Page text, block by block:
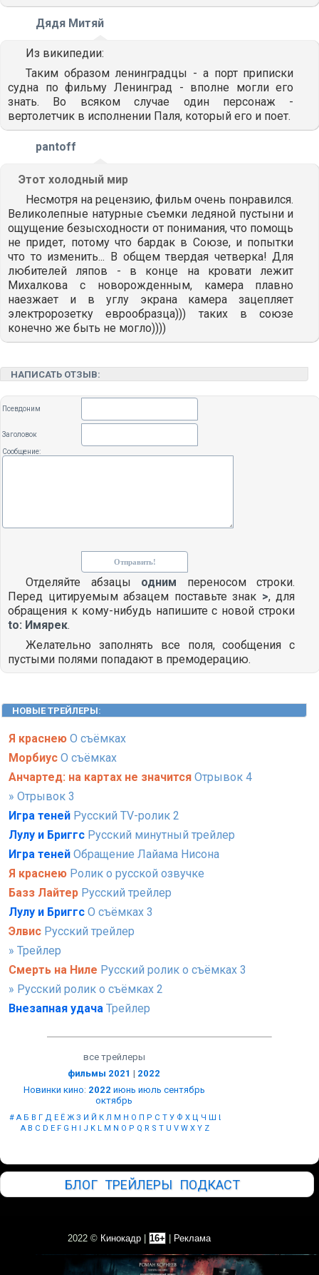
Дядя Митяй
Из википедии:
Таким образом ленинградцы - а порт приписки
судна по фильму Ленинград - вполне могли его
знать. Во всяком случае один персонаж -
вертолетчик в исполнении Паля, который его и поет.
pantoff
Этот холодный мир
Несмотря на рецензию, фильм очень понравился.
Великолепные натурные съемки ледяной пустыни и
ощущение безысходности от понимания, что помощь
не придет, потому что бардак в Союзе, и попытки
что то изменить... В общем твердая четверка! Для
любителей ляпов - в конце на кровати лежит
Михалкова с новорожденным, камера плавно
наезжает и в углу экрана камера зацепляет
электророзетку еврообразца))) таких в союзе
конечно же быть не могло))))
НАПИСАТЬ ОТЗЫВ:
Псевдоним
Заголовок
Сообщение:
Отделяйте абзацы одним переносом строки.
Перед цитируемым абзацем поставьте знак >, для
обращения к кому-нибудь напишите с новой строки
to: Имярек.
Желательно заполнять все поля, сообщения с
пустыми полями попадают в премодерацию.
НОВЫЕ ТРЕЙЛЕРЫ:
Я краснею О съёмках
Морбиус О съёмках
Анчартед: на картах не значится Отрывок 4
» Отрывок 3
Игра теней Русский TV-ролик 2
Лулу и Бриггс Русский минутный трейлер
Игра теней Обращение Лайама Нисона
Я краснею Ролик о русской озвучке
Базз Лайтер Русский трейлер
Лулу и Бриггс О съёмках 3
Элвис Русский трейлер
» Трейлер
Смерть на Ниле Русский ролик о съёмках 3
» Русский ролик о съёмках 2
Внезапная удача Трейлер
все трейлеры
фильмы 2021 | 2022
Новинки кино: 2022 июнь июль сентябрь
октябрь
# А Б В Г Д Е Ё Ж З И Й К Л М Н О П Р С Т У Ф Х Ц Ч Ш Щ
A B C D E F G H I J K L M N O P Q R S T U V W X Y Z
БЛОГ ТРЕЙЛЕРЫ ПОДКАСТ
2022 © Кинокадр 16+ Реклама